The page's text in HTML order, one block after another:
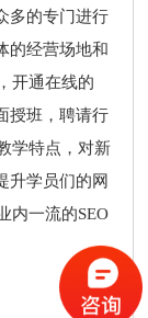
多的专门进行
的经营场地和
开通在线的
授班，聘请行
学特点，对新
升学员们的网
内一流的SEO